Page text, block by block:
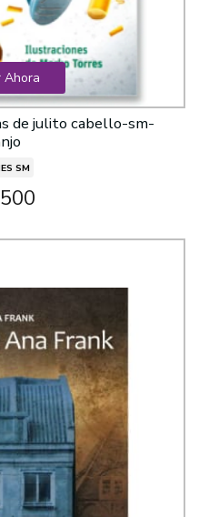
Ahora
de julito cabello-sm-
SM